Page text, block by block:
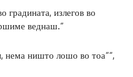
градината, излегов во
веднаш.“
нема ништо лошо во тоа““,